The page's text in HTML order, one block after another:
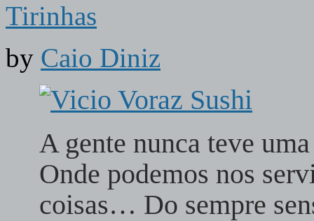
Tirinhas
by Caio Diniz
A gente nunca teve
Onde podemos nos
coisas… Do sempre